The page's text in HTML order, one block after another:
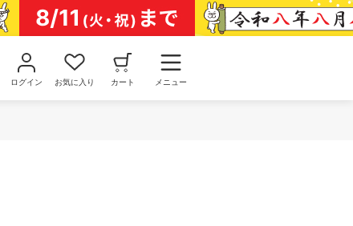
ログイン お気に入り カート メニュー